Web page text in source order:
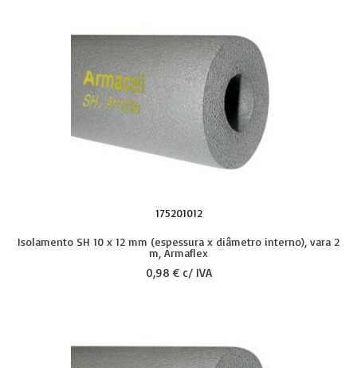
175201012
Isolamento SH 10 x 12 mm (espessura x diâmetro interno), vara 2
m, Armaflex
0,98 € c/ IVA